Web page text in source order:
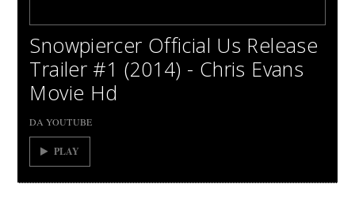
Snowpiercer Official Us Release
Trailer #1 (2014) - Chris Evans
Movie Hd
DA YOUTUBE
PLAY